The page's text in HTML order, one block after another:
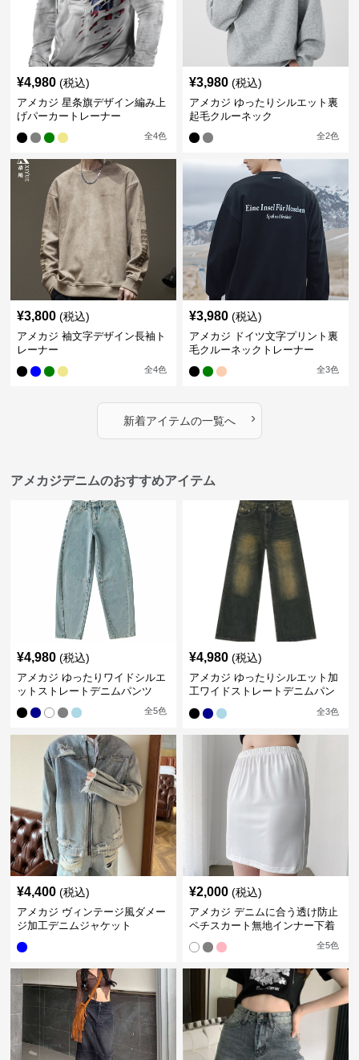
¥4,980 (税込)
アメカジ 星条旗デザイン編み上
げパーカートレーナー
全4色
¥3,980 (税込)
アメカジ ゆったりシルエット裏
起毛クルーネック
全2色
¥3,800 (税込)
アメカジ 袖文字デザイン長袖ト
レーナー
全4色
¥3,980 (税込)
アメカジ ドイツ文字プリント裏
毛クルーネックトレーナー
全3色
新着アイテムの一覧へ ›
アメカジデニムのおすすめアイテム
¥4,980 (税込)
アメカジ ゆったりワイドシルエ
ットストレートデニムパンツ
全5色
¥4,980 (税込)
アメカジ ゆったりシルエット加
工ワイドストレートデニムパン
全3色
¥4,400 (税込)
アメカジ ヴィンテージ風ダメー
ジ加工デニムジャケット
¥2,000 (税込)
アメカジ デニムに合う透け防止
ペチスカート無地インナー下着
全5色